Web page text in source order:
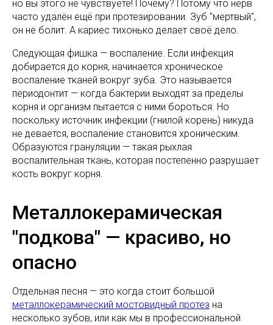
но вы этого не чувствуете! Почему? Потому что нерв
часто удалён ещё при протезировании. Зуб "мертвый",
он не болит. А кариес тихонько делает своё дело.
Следующая фишка — воспаление. Если инфекция
добирается до корня, начинается хроническое
воспаление тканей вокруг зуба. Это называется
периодонтит — когда бактерии выходят за пределы
корня и организм пытается с ними бороться. Но
поскольку источник инфекции (гнилой корень) никуда
не девается, воспаление становится хроническим.
Образуются грануляции — такая рыхлая
воспалительная ткань, которая постепенно разрушает
кость вокруг корня.
Металлокерамическая
"подкова" — красиво, но
опасно
Отдельная песня — это когда стоит большой
металлокерамический мостовидный протез на
несколько зубов, или как мы в профессиональной